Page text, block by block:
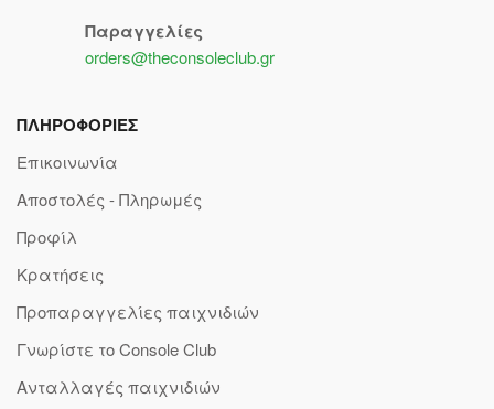
Παραγγελίες
orders@theconsoleclub.gr
ΠΛΗΡΟΦΟΡΙΕΣ
Επικοινωνία
Αποστολές - Πληρωμές
Προφίλ
Κρατήσεις
Προπαραγγελίες παιχνιδιών
Γνωρίστε το Console Club
Ανταλλαγές παιχνιδιών